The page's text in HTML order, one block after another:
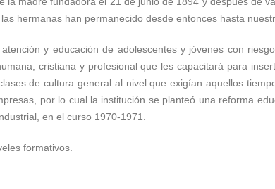
hermanas han permanecido desde entonces hasta
y educación de adolescentes y jóvenes con
cristiana y profesional que les capacitará para
de cultura general al nivel que exigían aquellos
por lo cual la institución se planteó una reforma
en el curso 1970-1971.
formativos.